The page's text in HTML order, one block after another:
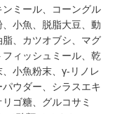
ミール、コーングル
小魚、脱脂大豆、動
、カツオブシ、マグ
ィッシュミール、乾
小魚粉末、γ-リノレ
ウダー、シラスエキ
ゴ糖、グルコサミ